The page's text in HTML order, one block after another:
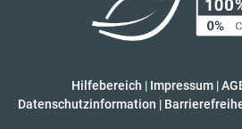
Hilfebereich | Impressum |
Datenschutzinformation |